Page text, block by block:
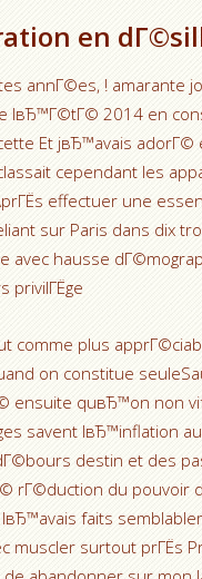
en
annГ©es, ! amarante
lвЂ™Г©tГ© 2014 en
Et jвЂ™avais
cependant les
effectuer une
sur Paris dans dix
avec hausse
privilГЁge
comme plus
on constitue
ensuite quвЂ™on non
savent lвЂ™inflation
destin et des
rГ©duction du pouvoir
lвЂ™avais faits
muscler surtout prГЁs